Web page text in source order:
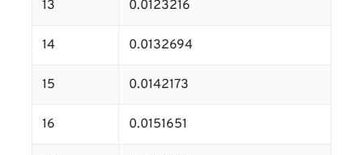
13 0.0123216
14 0.0132694
15 0.0142173
16 0.0151651